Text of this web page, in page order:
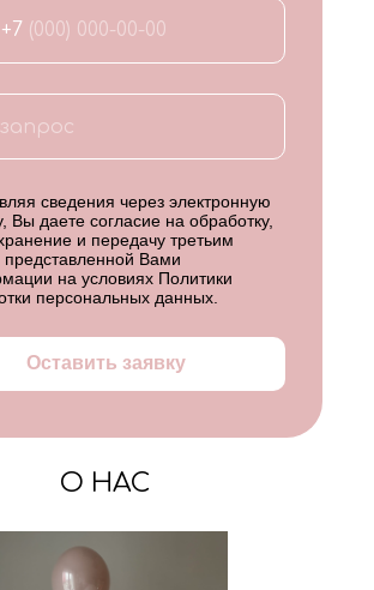
+7
сведения через электронную
Вы даете согласие на обработку,
и передачу третьим
Вами
на условиях Политики
персональных данных
Оставить заявку
О НАС